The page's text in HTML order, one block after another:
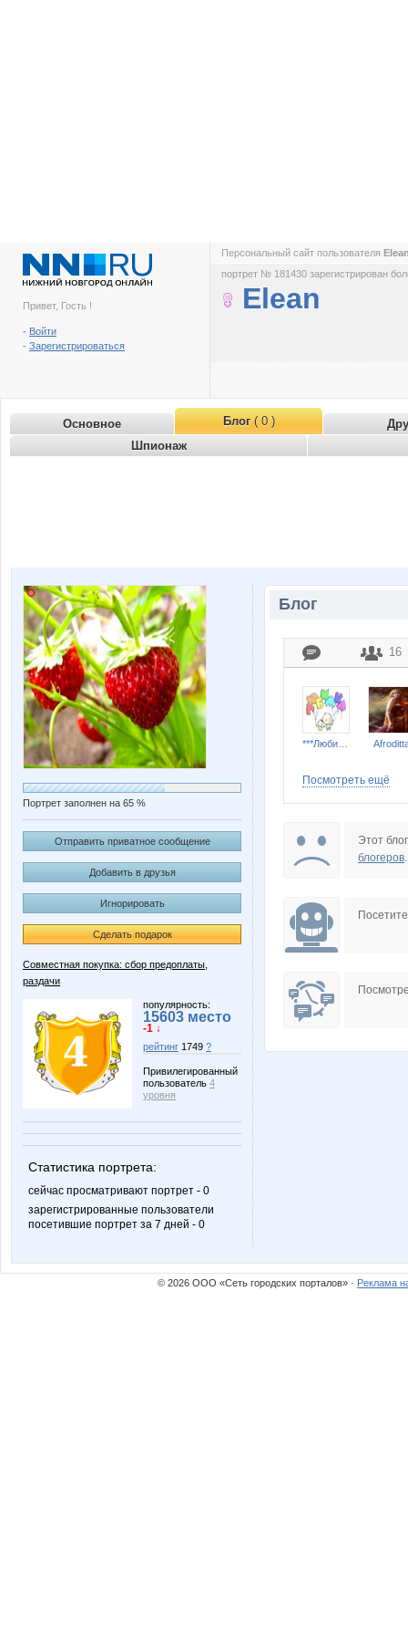
Привет, Гость !
- Войти
- Зарегистрироваться
Персональный сайт пользователя
портрет № 181430 зарегистрирован
Elean
Основное Блог( 0 )
Шпионаж
Портрет заполнен на 65 %
Отправить приватное сообщение
Добавить в друзья
Игнорировать
Сделать подарок
Совместная покупка: сбор предоплаты,
раздачи
популярность:
15603 место
-1 ↓
рейтинг 1749 ?
Привилегированный
пользователь 4
уровня
Статистика портрета:
сейчас просматривают портрет - 0
зарегистрированные пользователи
посетившие портрет за 7 дней - 0
Блог
16
Nutka
Taisiya
Посмотреть ещё
Этот
блогеров.
© 2026 ООО «Сеть городских порталов» · Реклама